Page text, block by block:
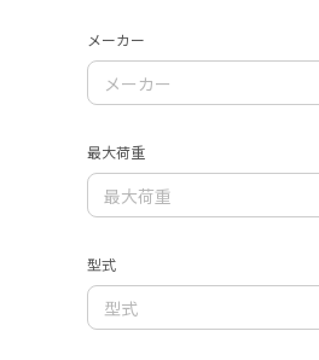
メーカー
最大荷重
型式